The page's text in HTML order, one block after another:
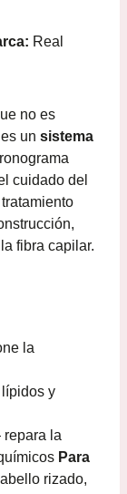
Real
no es
un sistema
cuidado del
fibra capilar.
la
y
la
Para
rizado,